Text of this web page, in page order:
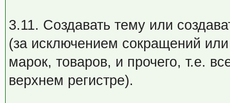
3.11. Создавать тему или
(за исключением сокращений
марок, товаров, и прочего, т.е.
верхнем регистре).